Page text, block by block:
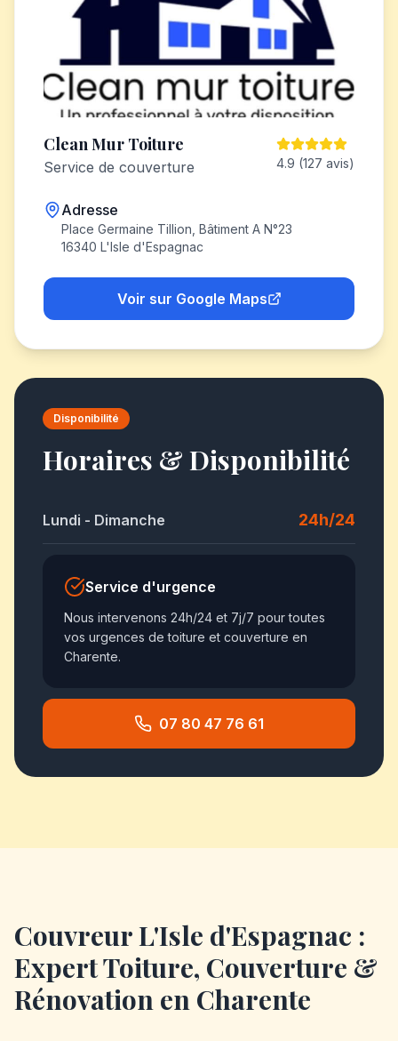
Clean Mur Toiture
Service de couverture 4.9 (127 avis)
Adresse
Place Germaine Tillion, Bâtiment A N°23
16340 L'Isle d'Espagnac
Voir sur Google Maps
Disponibilité
Horaires & Disponibilité
Lundi - Dimanche 24h/24
Service d'urgence
Nous intervenons 24h/24 et 7j/7 pour toutes
vos urgences de toiture et couverture en
Charente.
07 80 47 76 61
Couvreur L'Isle d'Espagnac :
Expert Toiture, Couverture &
Rénovation en Charente